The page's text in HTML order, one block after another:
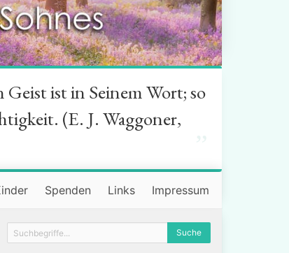
ist in Seinem Wort; so
(E. J. Waggoner,
Spenden Links Impressum